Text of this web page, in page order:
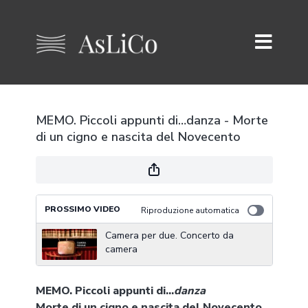
MEMO. Piccoli appunti di…danza - Morte
di un cigno e nascita del Novecento
PROSSIMO VIDEO Riproduzione automatica
Camera per due. Concerto da
camera
MEMO. Piccoli appunti di…danza